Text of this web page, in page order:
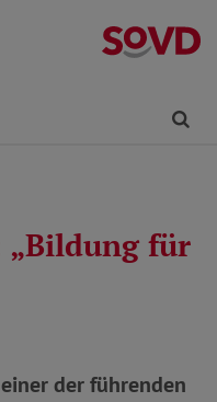
„Bildung für
der führenden